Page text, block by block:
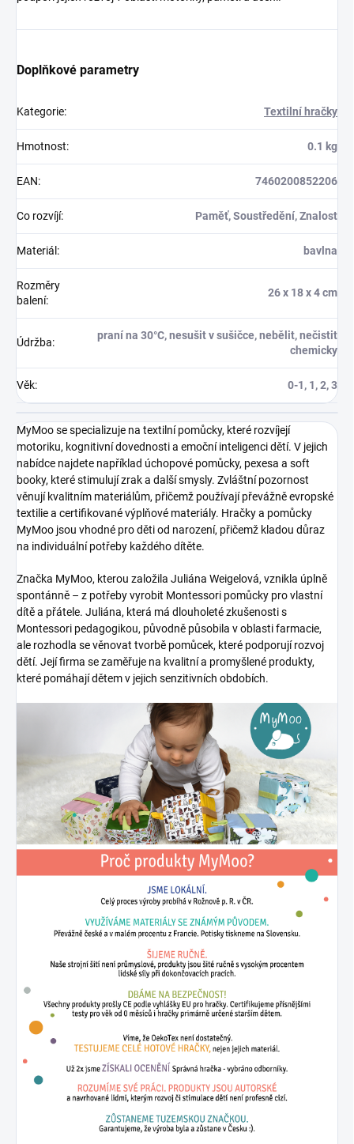
Doplňkové parametry
Kategorie: Textilní hračky
Hmotnost: 0.1 kg
EAN: 7460200852206
Co rozvíjí: Paměť, Soustředění, Znalost
Materiál : bavlna
Rozměry
balení:
26 x 18 x 4 cm
Údržba:
praní na 30°C, nesušit v sušičce, nebělit, nečistit
chemicky
Věk: 0-1, 1, 2, 3
MyMoo se specializuje na textilní pomůcky, které rozvíjejí
motoriku, kognitivní dovednosti a emoční inteligenci dětí. V jejich
nabídce najdete například úchopové pomůcky, pexesa a soft
booky, které stimulují zrak a další smysly. Zvláštní pozornost
věnují kvalitním materiálům, přičemž používají převážně evropské
textilie a certifikované výplňové materiály. Hračky a pomůcky
MyMoo jsou vhodné pro děti od narození, přičemž kladou důraz
na individuální potřeby každého dítěte.
Značka MyMoo, kterou založila Juliána Weigelová, vznikla úplně
spontánně – z potřeby vyrobit Montessori pomůcky pro vlastní
dítě a přátele. Juliána, která má dlouholeté zkušenosti s
Montessori pedagogikou, původně působila v oblasti farmacie,
ale rozhodla se věnovat tvorbě pomůcek, které podporují rozvoj
dětí. Její firma se zaměřuje na kvalitní a promyšlené produkty,
které pomáhají dětem v jejich senzitivních obdobích.